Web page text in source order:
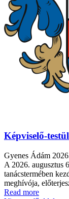
Képviselő-
Gyenes Ádám
A 2026. augusztus
tanácstermében
meghívója,
Read more